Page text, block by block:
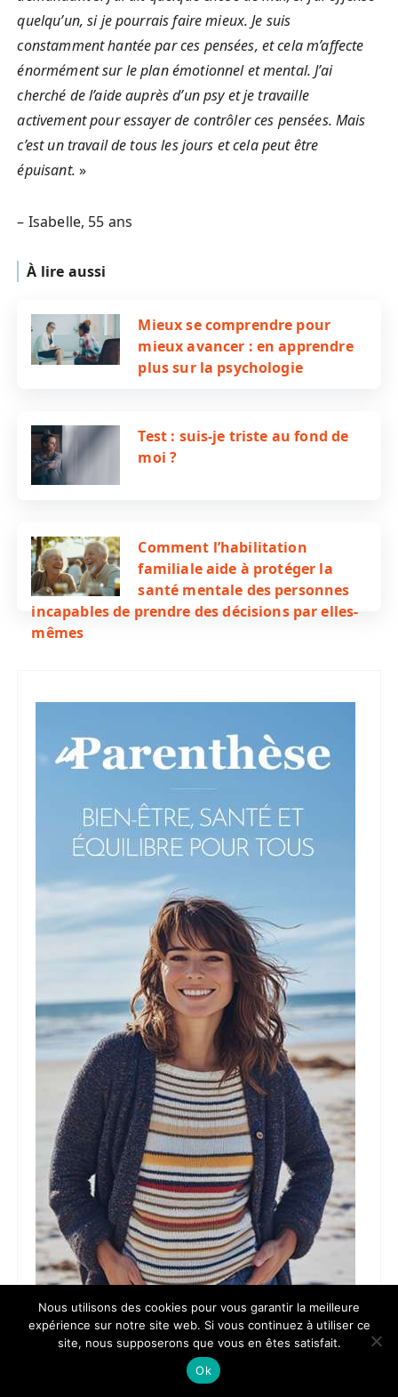
quelqu’un, si je pourrais faire mieux. Je suis
constamment hantée par ces pensées, et cela m’affecte
énormément sur le plan émotionnel et mental. J’ai
cherché de l’aide auprès d’un psy et je travaille
activement pour essayer de contrôler ces pensées. Mais
c’est un travail de tous les jours et cela peut être
épuisant. »
– Isabelle, 55 ans
À lire aussi
Mieux se comprendre pour
mieux avancer : en apprendre
plus sur la psychologie
Test : suis-je triste au fond de
moi ?
Comment l’habilitation
familiale aide à protéger la
santé mentale des personnes
incapables de prendre des décisions par elles-
mêmes
Nous utilisons des cookies pour vous garantir la meilleure
expérience sur notre site web. Si vous continuez à utiliser ce
site, nous supposerons que vous en êtes satisfait.
Ok